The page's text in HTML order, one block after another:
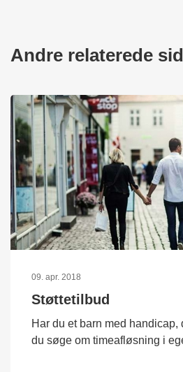
Andre relaterede
09. apr. 2018
Støttetilbud
Har du et barn med handicap,
du søge om timeafløsning i